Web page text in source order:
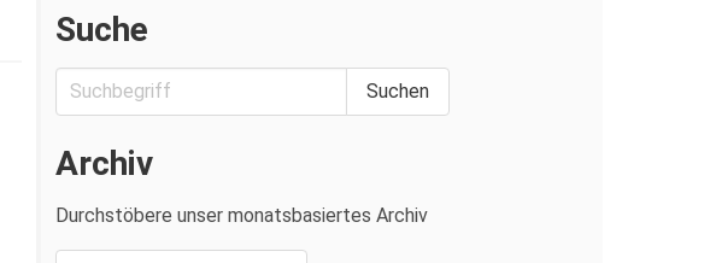
Suche
Archiv
Durchstöbere unser monatsbasiertes Archiv